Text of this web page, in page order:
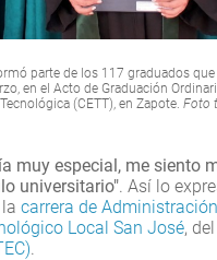
parte de los 117 graduados
en el Acto de Graduación
(CETT), en Zapote. Foto
muy especial, me siento
universitario". Así lo
carrera de
Local San José, del
.